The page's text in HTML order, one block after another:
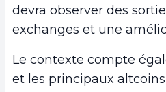
devra observer des
exchanges et une
Le contexte compte
et les principaux